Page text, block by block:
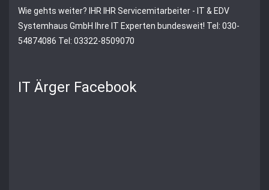
Wie gehts weiter? IHR IHR Servicemitarbeiter - IT & EDV
Systemhaus GmbH
Ihre IT Experten bundesweit! Tel: 030-
54874086 Tel: 03322-8509070
IT Ärger Facebook